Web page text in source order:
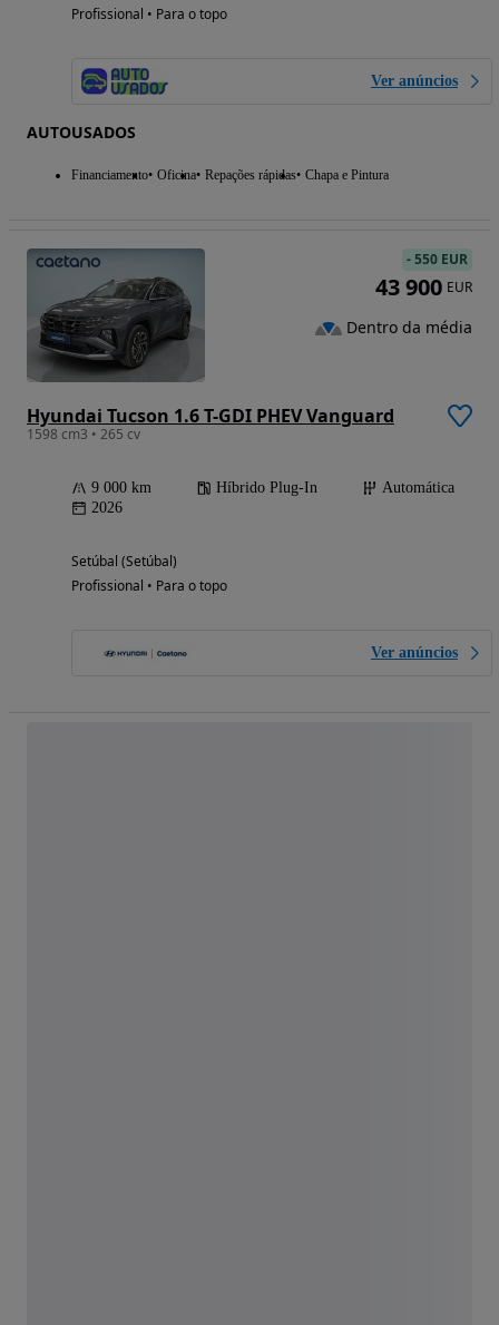
Profissional • Para o topo
Ver anúncios
AUTOUSADOS
Financiamento Oficina Repações rápidas Chapa e Pintura
Hyundai Tucson 1.6 T-GDI PHEV Vanguard
1598 cm3 • 265 cv
9 000 km Híbrido Plug-In
Automática
2026
Setúbal (Setúbal)
Profissional • Para o topo
Ver anúncios
-550 EUR
43 900 EUR
Dentro da média